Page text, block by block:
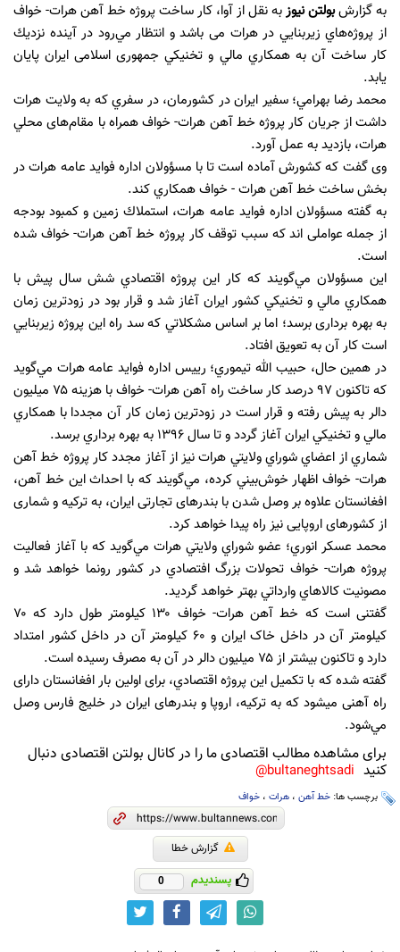
به گزارشبولتن نیوزبه نقل از آوا، كار ساخت پروژه‌ خط آهن هرات- خواف
از پروژه‌هاي زيربنايي در هرات می باشد و انتظار مي‌رود در آينده نزديك
كار ساخت آن به همكاري مالي و تخنيكي جمهوری اسلامی ايران پایان
یابد.
محمد رضا بهرامي؛ سفير ايران در کشورمان، در سفري كه به ولايت هرات
داشت از جریان كار پروژه خط آهن هرات- خواف همراه با مقام‌های محلي
هرات، بازدید به عمل آورد.
وی گفت که كشورش آماده است تا با مسؤولان اداره‌ فوايد عامه هرات در
بخش ساخت خط آهن هرات - خواف همكاري کند.
به گفته مسؤولان اداره‌ فوايد عامه هرات، استملاك زمین و كمبود بودجه
از جمله عواملی اند كه سبب توقف كار پروژه خط آهن هرات- خواف شده
است.
اين مسؤولان مي‌گويند که كار اين پروژه اقتصادي شش سال پیش با
همكاري مالي و تخنيكي كشور ايران آغاز شد و قرار بود در زودترين زمان
به بهره برداری برسد؛ اما بر اساس مشكلاتي كه سد راه اين پروژه زيربنايي
است كار آن به تعويق افتاد.
در همین حال، حبيب الله تيموري؛ ریيس اداره فوايد عامه هرات مي‌گويد
که تاكنون ۹۷ درصد كار ساخت راه آهن هرات- خواف با هزينه ۷۵ ميليون
دالر به پيش رفته و قرار است در زودترين زمان كار آن مجددا با همكاري
مالي و تخنيكي ايران آغاز گردد و تا سال ۱۳۹۶ به بهره برداري برسد.
شماري از اعضاي شوراي ولايتي هرات نیز از آغاز مجدد كار پروژه خط آهن
هرات- خواف اظهار خوش‌بيني کرده، مي‌گويند که با احداث این خط آهن،
افغانستان علاوه بر وصل شدن با بندرهای تجارتی ایران، به ترکیه و شماری
از کشورهای اروپایی نیز راه پیدا خواهد کرد.
محمد عسكر انوري؛ عضو شوراي ولايتي هرات مي‌گويد که با آغاز فعاليت
پروژه هرات- خواف تحولات بزرگ افتصادي در كشور رونما خواهد شد و
مصونيت كالاهاي وارداتي بهتر خواهد گردید.
گفتنی است که خط آهن هرات- خواف ۱۳۰ کیلومتر طول دارد که ۷۰
کیلومتر آن در داخل خاک ایران و ۶۰ کیلومتر آن در داخل كشور امتداد
دارد و تاكنون بيشتر از ۷۵ میليون دالر در آن به مصرف رسيده است.
گفته شده که با تکمیل این پروژه اقتصادي، برای اولین بار افغانستان دارای
راه آهنی می⁯شود که به ترکیه، اروپا و بندرهای ایران در خلیج فارس وصل
مي‌شود.
برای مشاهده مطالب اقتصادی ما را در کانال بولتن اقتصادی دنبال
کنید bultaneghtsadi@
برچسب ها: خط آهن ، هرات ، خواف
گزارش خطا
پسندیدم 0